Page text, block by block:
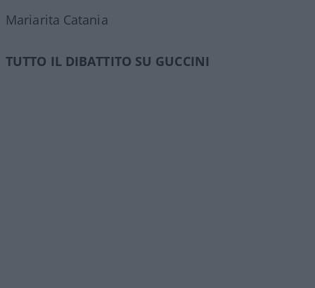
Mariarita Catania
TUTTO IL DIBATTITO SU GUCCINI